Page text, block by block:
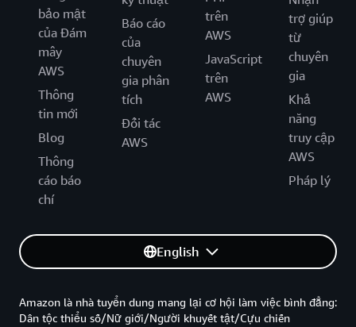
bảo mật
của Đám
mây
AWS
Thông
tin mới
Blog
Thông
cáo báo
chí
Báo cáo
của
chuyên
gia phân
tích
Đối tác
AWS
trên
AWS
JavaScript
trên
AWS
trợ giúp
từ
chuyên
gia
Khả
năng
truy cập
AWS
Pháp lý
English
Amazon là nhà tuyển dung mang lại cơ hội làm việc bình đẳng:
Dân tộc thiểu số/Nữ giới/Người khuyết tật/Cựu chiến